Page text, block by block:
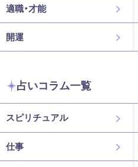
適職・才能
開運
占いコラム一覧
スピリチュアル
仕事